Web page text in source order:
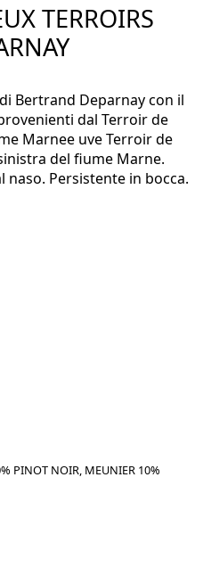
TERROIRS
Bertrand Deparnay con il
dal Terroir de
Marnee uve Terroir de
del fiume Marne.
naso. Persistente in bocca.
PINOT NOIR, MEUNIER 10%